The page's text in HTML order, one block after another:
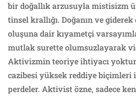
bir doğallık arzusuyla mistisizm
tinsel krallığı. Doğanın ve
oluşuna dair kıyametçi
mutlak surette olumsuzlayarak
Aktivizmin teoriye ihtiyacı
cazibesi yüksek reddiye biçimleri
perdeler. Aktivist özne, sadece